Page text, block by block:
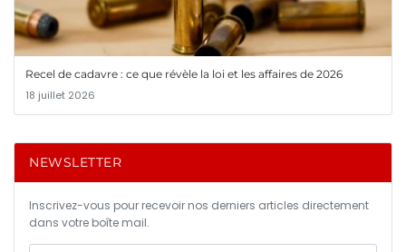
Recel de cadavre : ce que révèle la loi et les affaires de 2026
18 juillet 2026
NEWSLETTER
Inscrivez-vous pour recevoir nos derniers articles directement
dans votre boîte mail.